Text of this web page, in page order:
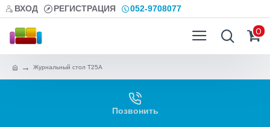
ВХОД РЕГИСТРАЦИЯ 052-9708077
0
Журнальный стол T25A
Позвонить